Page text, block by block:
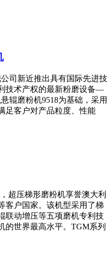
司新近推出具有国际先进技
技术产权的最新粉磨设备—
辊磨粉机9518为基础，采用
足客户对产品粒度、性能
超压梯形磨粉机享誉澳大利
客户国家。该机型采用了梯
联动增压等五项磨机专利技
的世界最高水平。TGM系列